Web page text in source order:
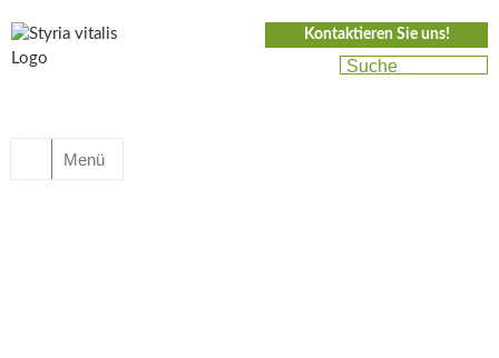
Kontaktieren Sie uns!
Menü